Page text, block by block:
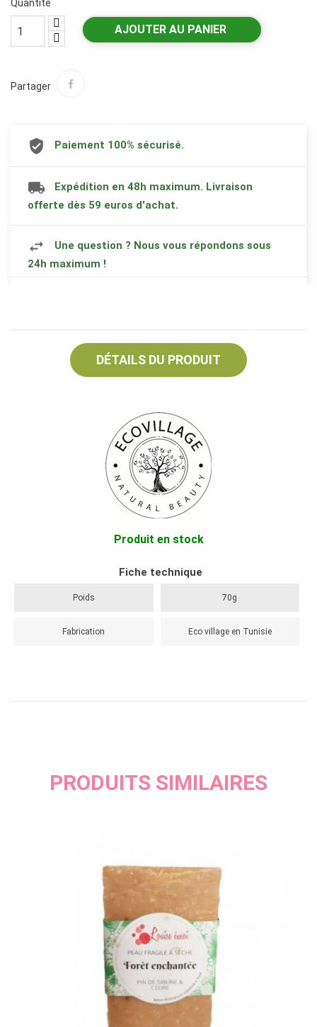
Quantité
AJOUTER AU PANIER
Partager
Paiement 100% sécurisé.
Expédition en 48h maximum. Livraison
offerte dès 59 euros d'achat.
Une question ? Nous vous répondons sous
24h maximum !
DÉTAILS DU PRODUIT
Produit en stock
Fiche technique
Poids 70g
Fabrication Eco village en Tunisie
PRODUITS SIMILAIRES